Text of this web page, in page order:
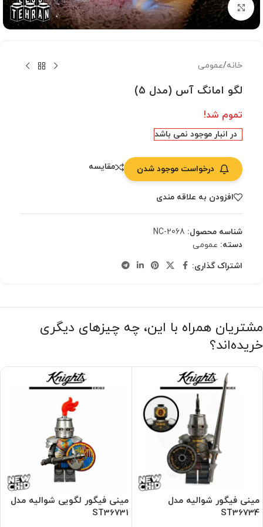
بزرگنمایی تصویر
خانه/عمومی
لگو امانگ آس (مدل 5)
تموم شد!
در انبار موجود نمی باشد
درخواست موجود شدن مقایسه
افزودن به علاقه مندی
شناسه محصول: NC-2068
دسته: عمومی
اشتراک گذاری:
مشتریان همراه با این، چه چیزهای دیگری
خریده‌اند؟
مینی فیگور شوالیه مدل
ST36734
مینی فیگور لگویی شوالیه مدل
ST36731